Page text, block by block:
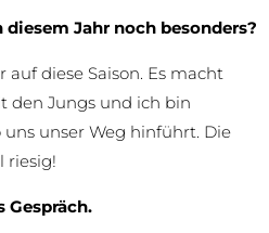
Jahr noch besonders?
diese Saison. Es macht
den Jungs und ich bin
unser Weg hinführt. Die
riesig!
Gespräch.